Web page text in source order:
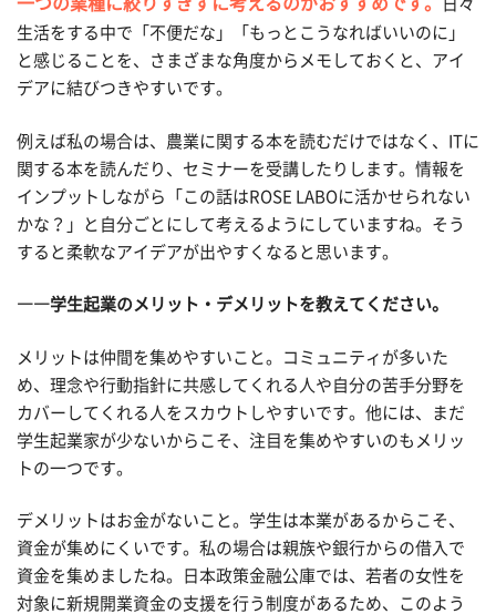
一つの業種に絞りすぎずに考えるのがおすすめです。
日々
生活をする中で「不便だな」「もっとこうなればいいのに」
と感じることを、さまざまな角度からメモしておくと、アイ
デアに結びつきやすいです。
例えば私の場合は、農業に関する本を読むだけではなく、ITに
関する本を読んだり、セミナーを受講したりします。情報を
インプットしながら「この話はROSE LABOに活かせられない
かな？」と自分ごとにして考えるようにしていますね。そう
すると柔軟なアイデアが出やすくなると思います。
――学生起業のメリット・デメリットを教えてください。
メリットは仲間を集めやすいこと。コミュニティが多いた
め、理念や行動指針に共感してくれる人や自分の苦手分野を
カバーしてくれる人をスカウトしやすいです。他には、まだ
学生起業家が少ないからこそ、注目を集めやすいのもメリッ
トの一つです。
デメリットはお金がないこと。学生は本業があるからこそ、
資金が集めにくいです。私の場合は親族や銀行からの借入で
資金を集めましたね。日本政策金融公庫では、若者の女性を
対象に新規開業資金の支援を行う制度があるため、このよう